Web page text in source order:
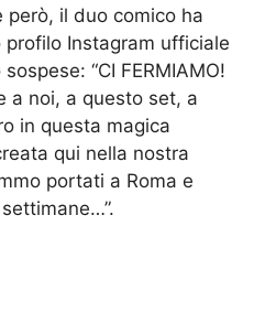
però, il duo comico ha
Instagram ufficiale
“CI FERMIAMO!
a noi, a questo set, a
in questa magica
qui nella nostra
portati a Roma e